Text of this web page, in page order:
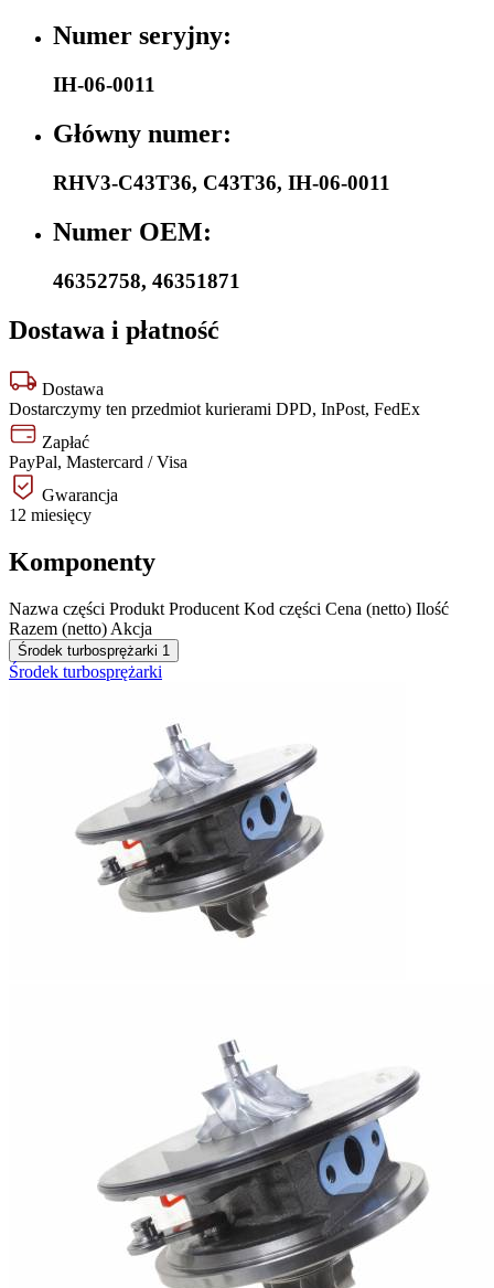
Numer seryjny:
IH-06-0011
Główny numer:
RHV3-C43T36, C43T36, IH-06-0011
Numer OEM:
46352758, 46351871
Dostawa i płatność
Dostawa
Dostarczymy ten przedmiot kurierami DPD, InPost, FedEx
Zapłać
PayPal, Mastercard / Visa
Gwarancja
12 miesięcy
Komponenty
Nazwa części Produkt Producent Kod części Cena (netto) Ilość
Razem (netto) Akcja
Środek turbosprężarki 1
Środek turbosprężarki